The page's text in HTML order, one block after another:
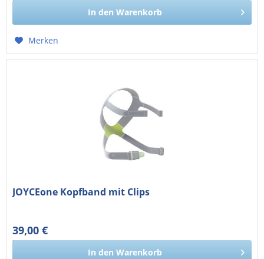
50,34 € exkl. MwSt.
In den Warenkorb
Merken
JOYCEone Kopfband mit Clips
39,00 €
32,77 € exkl. MwSt.
In den Warenkorb